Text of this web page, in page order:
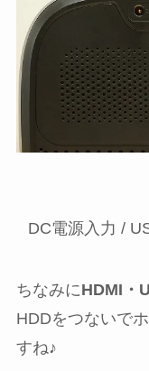
DC電源入力 /
ちなみにHDMI・
HDDをつないで
すね♪